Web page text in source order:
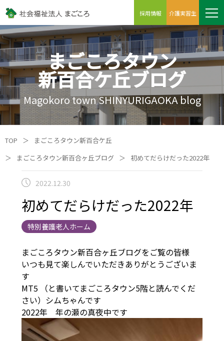
採用情報 介護実習生
まごころタウン
新百合ケ丘ブログ
Magokoro town SHINYURIGAOKA blog
TOP ＞
まごころタウン新百合ケ丘
＞
まごころタウン新百合ヶ丘ブログ ＞ 初めてだらけだった2022年
2022.12.30
初めてだらけだった2022年
特別養護老人ホーム
まごころタウン新百合ヶ丘ブログをご覧の皆様
いつも見て楽しんでいただきありがとうございま
す
MT5 （と書いてまごころタウン5階と読んでくだ
さい）シムちゃんです
2022年 年の瀬の真夜中です